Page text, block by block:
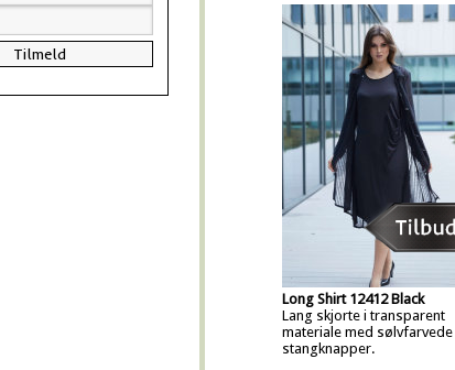
Long Shirt 12412 Black
Lang skjorte i transparent
materiale med sølvfarvede
stangknapper.